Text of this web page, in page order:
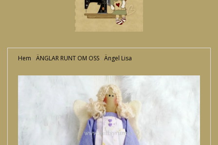
Hem › ÄNGLAR RUNT OM OSS › Ängel Lisa